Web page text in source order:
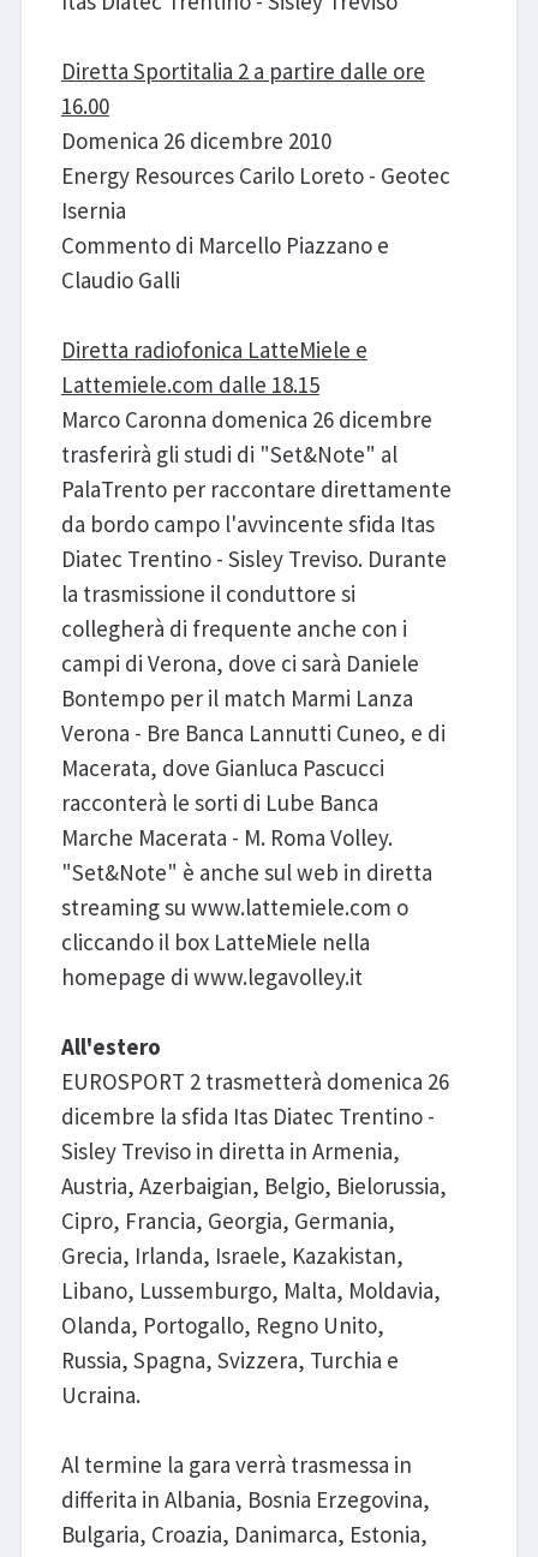
Diretta Sportitalia 2 a partire dalle ore
16.00
Domenica 26 dicembre 2010
Energy Resources Carilo Loreto - Geotec
Isernia
Commento di Marcello Piazzano e
Claudio Galli
Diretta radiofonica LatteMiele e
Lattemiele.com dalle 18.15
Marco Caronna domenica 26 dicembre
trasferirà gli studi di "Set&Note" al
PalaTrento per raccontare direttamente
da bordo campo l'avvincente sfida Itas
Diatec Trentino - Sisley Treviso. Durante
la trasmissione il conduttore si
collegherà di frequente anche con i
campi di Verona, dove ci sarà Daniele
Bontempo per il match Marmi Lanza
Verona - Bre Banca Lannutti Cuneo, e di
Macerata, dove Gianluca Pascucci
racconterà le sorti di Lube Banca
Marche Macerata - M. Roma Volley.
"Set&Note" è anche sul web in diretta
streaming su www.lattemiele.com o
cliccando il box LatteMiele nella
homepage di www.legavolley.it
All'estero
EUROSPORT 2 trasmetterà domenica 26
dicembre la sfida Itas Diatec Trentino -
Sisley Treviso in diretta in Armenia,
Austria, Azerbaigian, Belgio, Bielorussia,
Cipro, Francia, Georgia, Germania,
Grecia, Irlanda, Israele, Kazakistan,
Libano, Lussemburgo, Malta, Moldavia,
Olanda, Portogallo, Regno Unito,
Russia, Spagna, Svizzera, Turchia e
Ucraina.
Al termine la gara verrà trasmessa in
differita in Albania, Bosnia Erzegovina,
Bulgaria, Croazia, Danimarca, Estonia,